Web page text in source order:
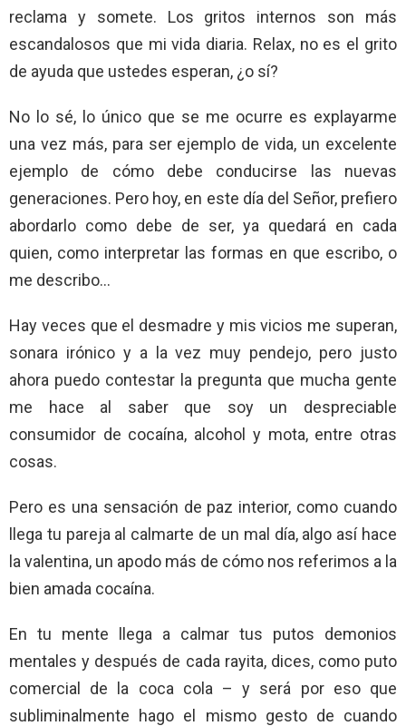
reclama y somete. Los gritos internos son más
escandalosos que mi vida diaria. Relax, no es el grito
de ayuda que ustedes esperan, ¿o sí?
No lo sé, lo único que se me ocurre es explayarme
una vez más, para ser ejemplo de vida, un excelente
ejemplo de cómo debe conducirse las nuevas
generaciones. Pero hoy, en este día del Señor, prefiero
abordarlo como debe de ser, ya quedará en cada
quien, como interpretar las formas en que escribo, o
me describo…
Hay veces que el desmadre y mis vicios me superan,
sonara irónico y a la vez muy pendejo, pero justo
ahora puedo contestar la pregunta que mucha gente
me hace al saber que soy un despreciable
consumidor de cocaína, alcohol y mota, entre otras
cosas.
Pero es una sensación de paz interior, como cuando
llega tu pareja al calmarte de un mal día, algo así hace
la valentina, un apodo más de cómo nos referimos a la
bien amada cocaína.
En tu mente llega a calmar tus putos demonios
mentales y después de cada rayita, dices, como puto
comercial de la coca cola – y será por eso que
subliminalmente hago el mismo gesto de cuando